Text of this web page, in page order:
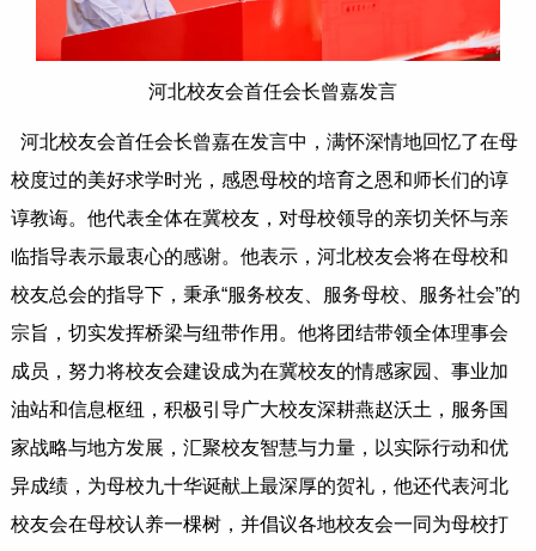
河北校友会首任会长曾嘉发言
河北校友会首任会长曾嘉在发言中，满怀深情地回忆了在母
校度过的美好求学时光，感恩母校的培育之恩和师长们的谆
谆教诲。他代表全体在冀校友，对母校领导的亲切关怀与亲
临指导表示最衷心的感谢。他表示，河北校友会将在母校和
校友总会的指导下，秉承“服务校友、服务母校、服务社会”的
宗旨，切实发挥桥梁与纽带作用。他将团结带领全体理事会
成员，努力将校友会建设成为在冀校友的情感家园、事业加
油站和信息枢纽，积极引导广大校友深耕燕赵沃土，服务国
家战略与地方发展，汇聚校友智慧与力量，以实际行动和优
异成绩，为母校九十华诞献上最深厚的贺礼，他还代表河北
校友会在母校认养一棵树，并倡议各地校友会一同为母校打